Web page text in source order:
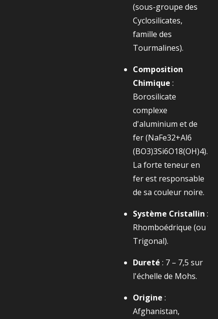
(sous-groupe des
Cyclosilicates,
famille des
Tourmalines).
Composition
Chimique :
Borosilicate
complexe
d'aluminium et de
fer (NaFe32+​Al6​
(BO3​)3​Si6​O18​(OH)4​).
La forte teneur en
fer est responsable
de sa couleur noire.
Système Cristallin :
Rhomboédrique (ou
Trigonal).
Dureté : 7 – 7,5 sur
l'échelle de Mohs.
Origine :
Afghanistan,